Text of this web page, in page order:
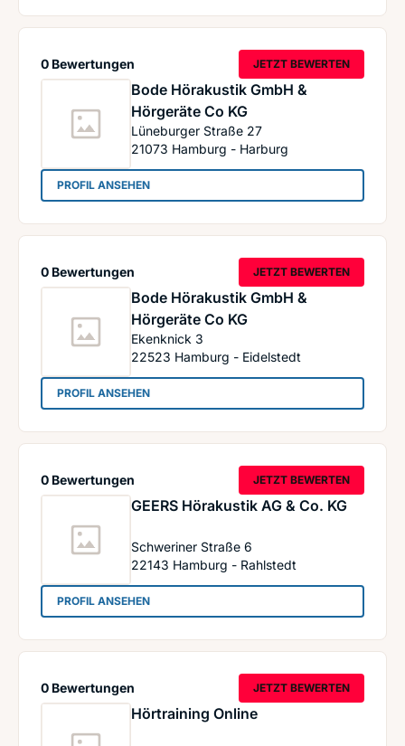
Bode Hörakustik GmbH &
Hörgeräte Co KG
Lüneburger Straße 27
21073 Hamburg - Harburg
0 Bewertungen JETZT BEWERTEN
PROFIL ANSEHEN: Bode Hörakustik GmbH & Hörgeräte Co KG
Bode Hörakustik GmbH &
Hörgeräte Co KG
Ekenknick 3
22523 Hamburg - Eidelstedt
0 Bewertungen JETZT BEWERTEN
PROFIL ANSEHEN: Bode Hörakustik GmbH & Hörgeräte Co KG
GEERS Hörakustik AG & Co. KG
Schweriner Straße 6
22143 Hamburg - Rahlstedt
0 Bewertungen JETZT BEWERTEN
PROFIL ANSEHEN: GEERS Hörakustik AG & Co. KG
Hörtraining Online
0 Bewertungen JETZT BEWERTEN